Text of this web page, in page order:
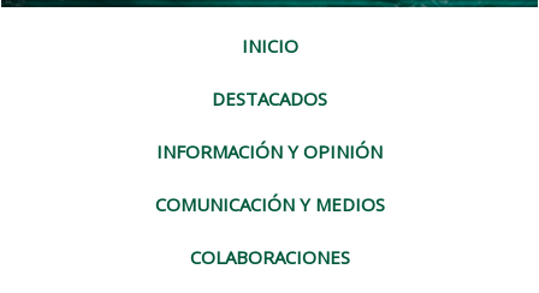
INICIO
DESTACADOS
INFORMACIÓN Y OPINIÓN
COMUNICACIÓN Y MEDIOS
COLABORACIONES